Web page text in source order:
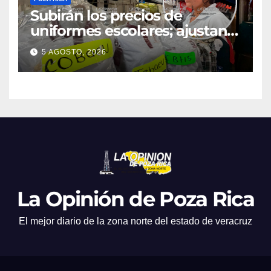
Subirán los precios de
uniformes escolares; ajustan
promociones
5 AGOSTO, 2026
La Opinión de Poza Rica
El mejor diario de la zona norte del estado de veracruz